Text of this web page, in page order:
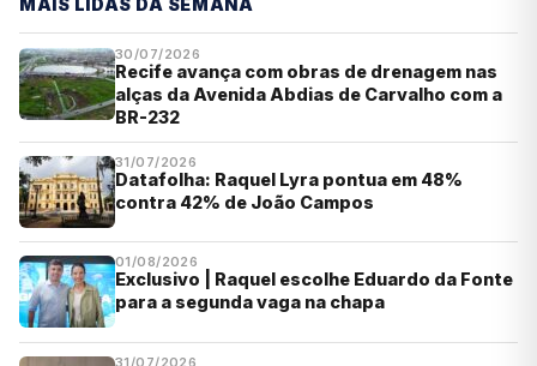
30/07/2026
Recife avança com obras de drenagem nas
alças da Avenida Abdias de Carvalho com a
BR-232
31/07/2026
Datafolha: Raquel Lyra pontua em 48%
contra 42% de João Campos
01/08/2026
Exclusivo | Raquel escolhe Eduardo da Fonte
para a segunda vaga na chapa
31/07/2026